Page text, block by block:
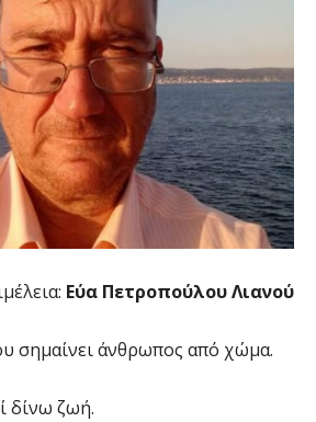
Εύα Πετροπούλου Λιανού
σημαίνει άνθρωπος από χώμα.
δίνω ζωή.